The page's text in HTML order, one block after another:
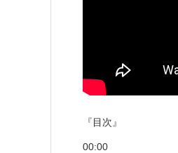
『目次』
00:00